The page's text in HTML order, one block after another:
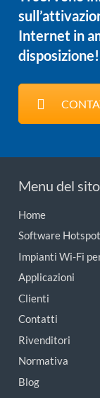
Internet in
disposizione!
Menu del sito
Home
Software
Impianti Wi-Fi
Applicazioni
Clienti
Contatti
Rivenditori
Normativa
Blog